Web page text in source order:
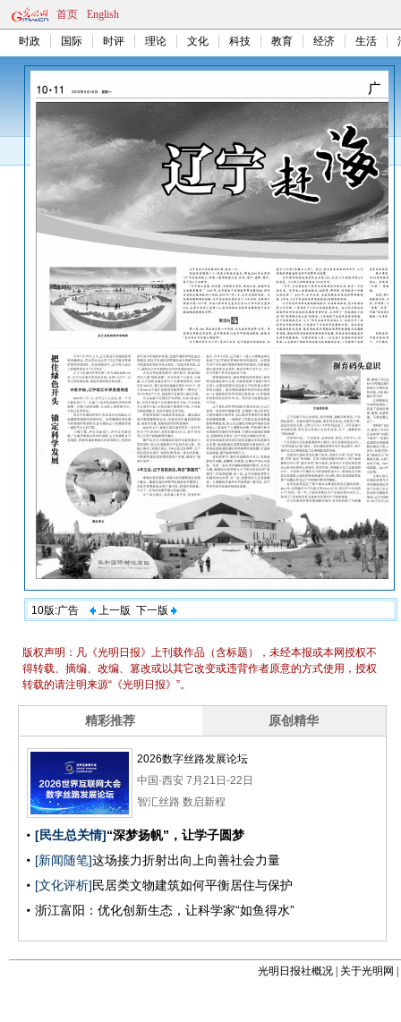
首页 English
时政 国际 时评 理论 文化 科技 教育 经济 生活
10版:广告 上一版 下一版
光明日报社概况 关于光明网